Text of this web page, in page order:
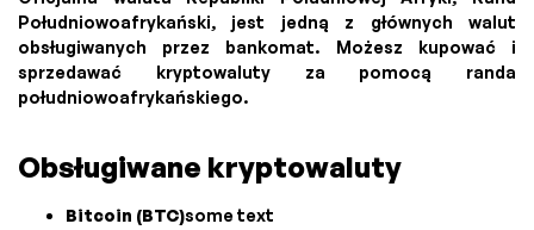
Południowoafrykański, jest jedną z głównych walut
obsługiwanych przez bankomat. Możesz kupować i
sprzedawać kryptowaluty za pomocą randa
południowoafrykańskiego.
Obsługiwane kryptowaluty
Bitcoin (BTC)some text